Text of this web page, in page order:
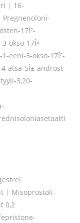
| 16-
Pregnenoloni-
17Î²-
okso-17Î²-
eeni-3-okso-17Î²-
atsa-5Î±-androst-
3,20-
| Misoprostoli-
0,2